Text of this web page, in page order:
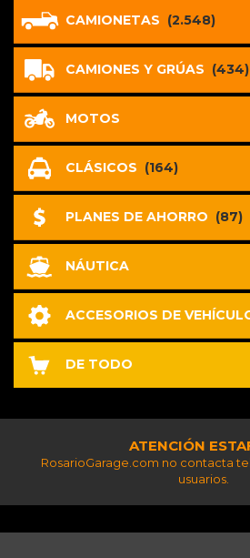
CAMIONETAS (2.548)
CAMIONES Y GRÚAS (434)
MOTOS
CLÁSICOS (164)
PLANES DE AHORRO (87)
NÁUTICA
ACCESORIOS DE
DE TODO
ATENCIÓN
RosarioGarage.com no contacta
usuarios.